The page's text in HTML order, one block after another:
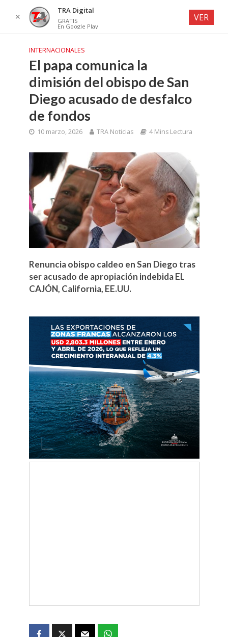
INTERNACIONALES
El papa comunica la
dimisión del obispo de San
Diego acusado de desfalco
de fondos
10 marzo, 2026 TRA Noticias 4 Mins Lectura
Renuncia obispo caldeo en San Diego tras
ser acusado de apropiación indebida EL
CAJÓN, California, EE.UU.
✕
TRA Digital
GRATIS
En Google Play
VER